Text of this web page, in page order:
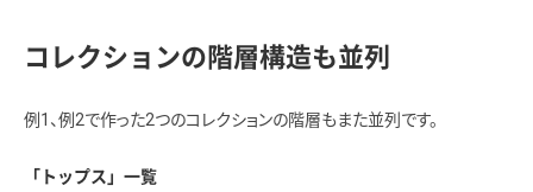
コレクションの階層構造も並列
例1、例2で作った2つのコレクションの階層もまた並列です。
「トップス」一覧